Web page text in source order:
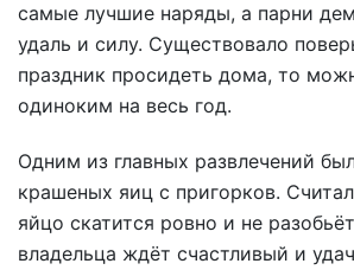
самые лучшие наряды, а парни
удаль и силу. Существовало
праздник просидеть дома, то
одиноким на весь год.
Одним из главных развлечений
крашеных яиц с пригорков.
яйцо скатится ровно и не
владельца ждёт счастливый и